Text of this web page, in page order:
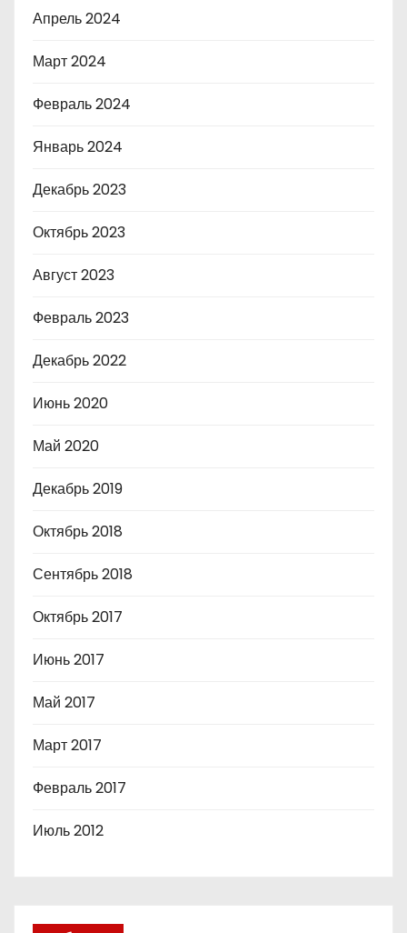
Апрель 2024
Март 2024
Февраль 2024
Январь 2024
Декабрь 2023
Октябрь 2023
Август 2023
Февраль 2023
Декабрь 2022
Июнь 2020
Май 2020
Декабрь 2019
Октябрь 2018
Сентябрь 2018
Октябрь 2017
Июнь 2017
Май 2017
Март 2017
Февраль 2017
Июль 2012